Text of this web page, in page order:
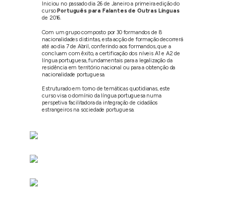
Iniciou no passado dia 26 de Janeiro a primeira edição do
curso Português para Falantes de Outras Línguas
de 2016.
Com um grupo composto por 30 formandos de 8
nacionalidades distintas, esta acção de formação decorrerá
até ao dia 7 de Abril, conferindo aos formandos, que a
concluam com êxito, a certificação dos níveis A1 e A2 de
língua portuguesa, fundamentais para a legalização da
residência em território nacional ou para a obtenção da
nacionalidade portuguesa.
Estruturado em torno de temáticas quotidianas, este
curso visa o domínio da língua portuguesa numa
perspetiva facilitadora da integração de cidadãos
estrangeiros na sociedade portuguesa.